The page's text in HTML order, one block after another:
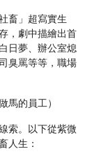
畜」超寫實生
，劇中描繪出首
日夢、辦公室熄
臭罵等等，職場
馬的員工）
索。以下從紫微
人生：